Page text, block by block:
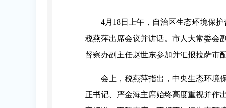
4月18日上午，自治区生态环境保
税燕萍出席会议并讲话。 市人大常委会
督察办副主任赵世东参加并汇报拉萨市
会上，税燕萍指出，中央生态环境
正书记、严金海主席始终高度重视并作